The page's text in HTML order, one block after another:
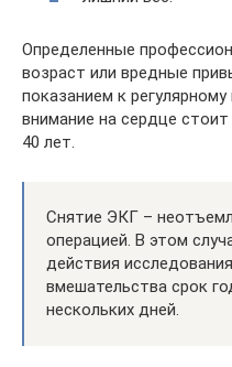
Определенные
возраст или вредные
показанием к
внимание на сердце
40 лет.
Снятие ЭКГ –
операцией. В этом
действия
вмешательства срок
нескольких дней.